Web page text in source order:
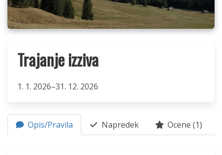
Trajanje izziva
1. 1. 2026–31. 12. 2026
Opis/Pravila Napredek Ocene (1)